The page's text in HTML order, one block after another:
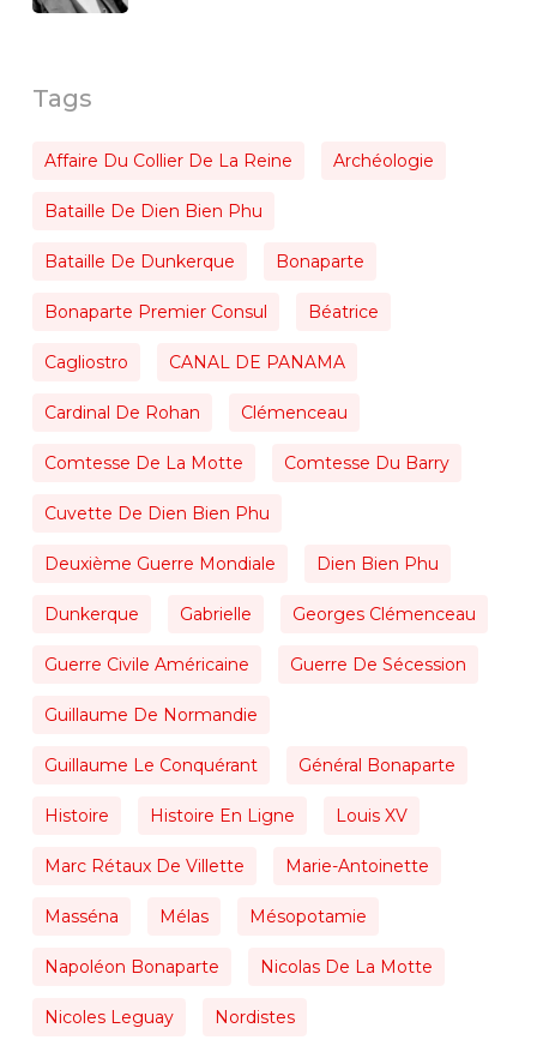
Tags
Affaire Du Collier De La Reine Archéologie
Bataille De Dien Bien Phu
Bataille De Dunkerque Bonaparte
Bonaparte Premier Consul Béatrice
Cagliostro CANAL DE PANAMA
Cardinal De Rohan Clémenceau
Comtesse De La Motte Comtesse Du Barry
Cuvette De Dien Bien Phu
Deuxième Guerre Mondiale Dien Bien Phu
Dunkerque Gabrielle Georges Clémenceau
Guerre Civile Américaine Guerre De Sécession
Guillaume De Normandie
Guillaume Le Conquérant Général Bonaparte
Histoire Histoire En Ligne Louis XV
Marc Rétaux De Villette Marie-Antoinette
Masséna Mélas Mésopotamie
Napoléon Bonaparte Nicolas De La Motte
Nicoles Leguay Nordistes